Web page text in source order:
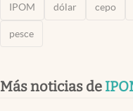
IPOM dólar cepo
pesce
Más noticias de